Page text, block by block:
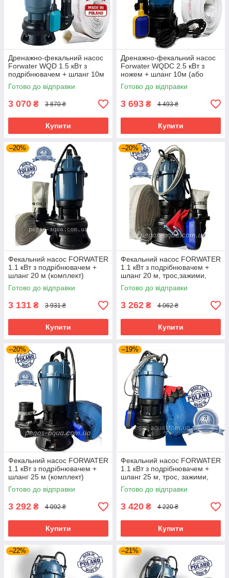
Дренажно-фекальний насос
Forwater WQD 1.5 кВт з
подрібнювачем + шланг 10м
(або 20м)
Готово до відправки
3 070 ₴ 3 870 ₴
Купити
Дренажно-фекальний насос
Forwater WQDC 2.5 кВт з
ножем + шланг 10м (або
20м)
Готово до відправки
3 693 ₴ 4 493 ₴
Купити
–20%
Фекальний насос FORWATER
1.1 кВт з подрібнювачем +
шланг 20 м (комплект)
гарантія 3 роки
Готово до відправки
3 131 ₴ 3 931 ₴
Купити
–20%
Фекальний насос FORWATER
1.1 кВт з подрібнювачем +
шланг 20 м, трос,зажими,
хомут, рукавиці (комплект)
гарантія 3 роки
Готово до відправки
3 262 ₴ 4 062 ₴
Купити
–20%
Фекальний насос FORWATER
1.1 кВт з подрібнювачем +
шланг 25 м (комплект)
гарантія 3 роки
Готово до відправки
3 292 ₴ 4 092 ₴
Купити
–19%
Фекальний насос FORWATER
1.1 кВт з подрібнювачем +
шланг 25 м, трос, зажими,
хомут, рукавиці (комплект)
Готово до відправки
3 420 ₴ 4 220 ₴
Купити
–22% –21%